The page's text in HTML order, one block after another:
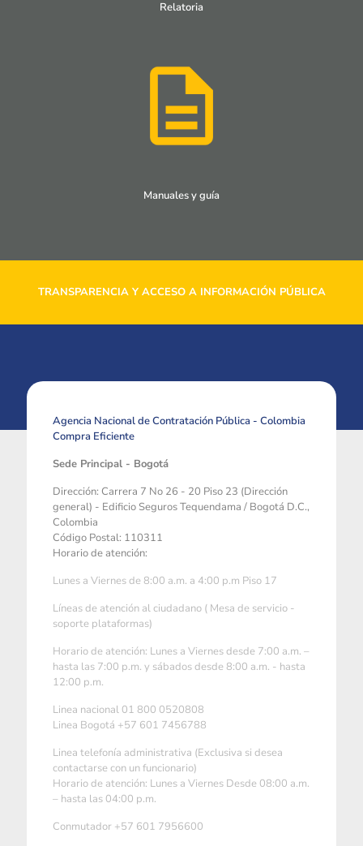
Relatoria
Manuales y guía
TRANSPARENCIA Y ACCESO A INFORMACIÓN PÚBLICA
Agencia Nacional de Contratación Pública - Colombia
Compra Eficiente
Sede Principal - Bogotá
Dirección: Carrera 7 No 26 - 20 Piso 23 (Dirección
general) - Edificio Seguros Tequendama / Bogotá D.C.,
Colombia
Código Postal: 110311
Horario de atención:
Lunes a Viernes de 8:00 a.m. a 4:00 p.m Piso 17
Líneas de atención al ciudadano ( Mesa de servicio -
soporte plataformas)
Horario de atención: Lunes a Viernes desde 7:00 a.m. –
hasta las 7:00 p.m. y sábados desde 8:00 a.m. - hasta
12:00 p.m.
Linea nacional 01 800 0520808
Linea Bogotá +57 601 7456788
Linea telefonía administrativa (Exclusiva si desea
contactarse con un funcionario)
Horario de atención: Lunes a Viernes Desde 08:00 a.m.
– hasta las 04:00 p.m.
Conmutador +57 601 7956600